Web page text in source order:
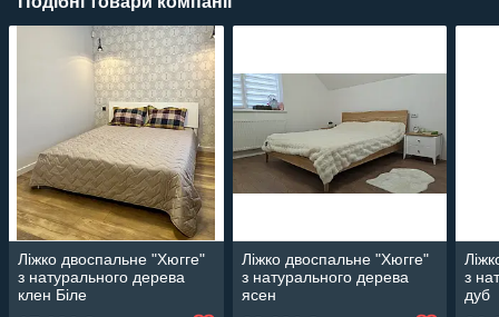
Ліжко двоспальне "Хюгге"
з натурального дерева
клен Біле
Ліжко двоспальне "Хюгге"
з натурального дерева
ясен
з
дуб